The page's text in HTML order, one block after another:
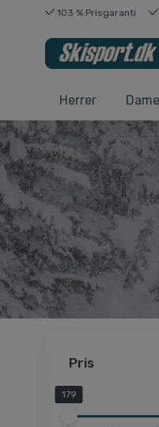
103 % Prisgaranti
Herrer
Pris
179